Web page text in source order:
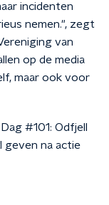
incidenten
nemen.", zegt
van
op de media
maar ook voor
#101: Odfjell
geven na actie